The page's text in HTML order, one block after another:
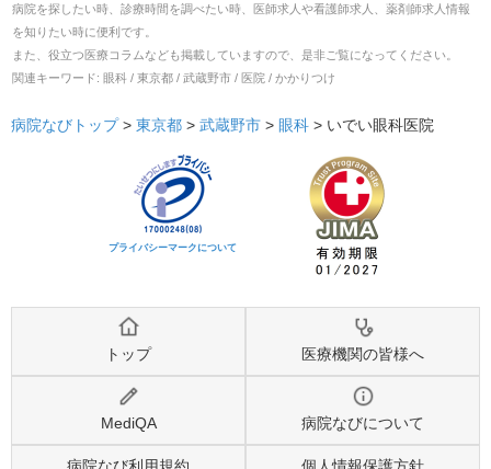
病院を探したい時、診療時間を調べたい時、医師求人や看護師求人、薬剤師求人情報
を知りたい時に便利です。
また、役立つ医療コラムなども掲載していますので、是非ご覧になってください。
関連キーワード: 眼科 / 東京都 / 武蔵野市 / 医院 / かかりつけ
病院なびトップ > 東京都 > 武蔵野市 > 眼科 > いでい眼科医院
プライバシーマークについて
トップ 医療機関の皆様へ
MediQA 病院なびについて